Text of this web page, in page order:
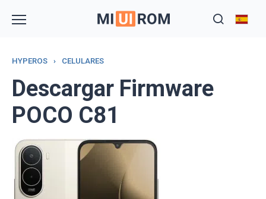
HYPEROS › CELULARES
Descargar Firmware
POCO C81